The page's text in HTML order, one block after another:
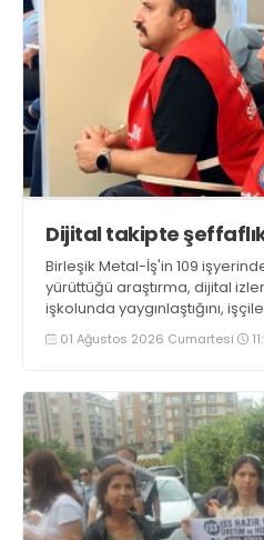
Dijital takipte
Birleşik Metal-İş'in 109
yürüttüğü araştırma, dijital
işkolunda yaygınlaştığını, işçilerin yüzde 57'sinin kendisini
değerlendiren sistemin hangi
verdiğini bilmediğini ortaya
01 Ağustos 2026 Cumartesi